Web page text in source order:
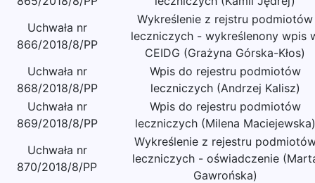
Uchwała nr
866/2018/8/PP
Wykreślenie z rejstru podmiotów
leczniczych - wykreślenony wpis
CEIDG (Grażyna Górska-Kłos)
Uchwała nr
868/2018/8/PP
Wpis do rejestru podmiotów
leczniczych (Andrzej Kalisz)
Uchwała nr
869/2018/8/PP
Wpis do rejestru podmiotów
leczniczych (Milena Maciejewska)
Uchwała nr
870/2018/8/PP
Wykreślenie z rejestru
leczniczych - oświadczenie
Gawrońska)